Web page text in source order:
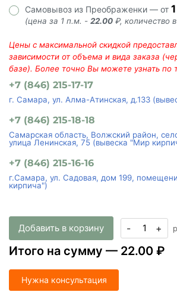
Самовывоз из Преображенки — от
(цена за 1 п.м. - 22.00 ₽, количество
Цены с максимальной скидкой
зависимости от объема и вида заказа
базе). Более точно Вы можете узнать по
+7 (846) 215-17-17
г. Самара, ул. Алма-Атинская, д.133
+7 (846) 215-18-18
Самарская область, Волжский район,
улица Ленинская, 75 (вывеска "Мир
+7 (846) 215-16-16
г.Самара, ул. Садовая, дом 199,
кирпича")
Добавить в корзину - +
Итого на сумму — 22.00 ₽
Нужна консультация